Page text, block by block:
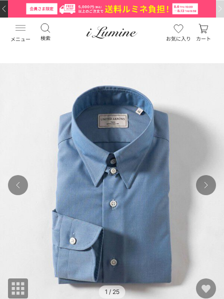
メニュー 検索 お気に入り カート
1 / 25